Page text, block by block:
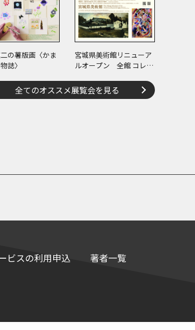
の薯版画〈かま
誌〉
宮城県美術館リニューア
ルオープン 全館 コレク
の時代
全てのオススメ展覧会を見る
ビスの利用申込 著者一覧